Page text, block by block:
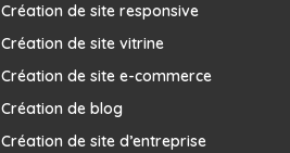
Création de site responsive
Création de site vitrine
Création de site e-commerce
Création de blog
Création de site d’entreprise